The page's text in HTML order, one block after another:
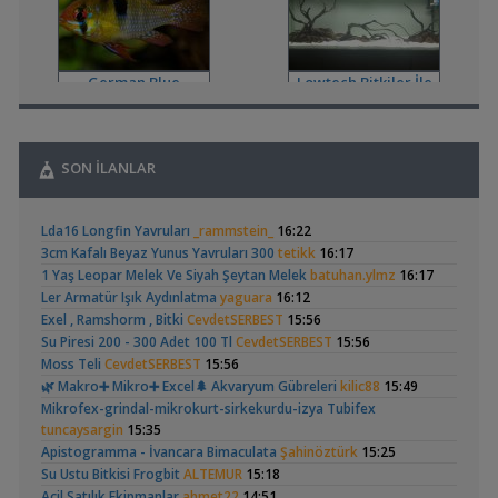
Akvaryum Tanıtımı
15 Litre Akvaryumu Karides Tankına Çevirme ve Tavsiyeler
Durustyilan,00:25
Sobo Aq 907 F Dış Filtre Pervane Ve MilOmerdrms,00:02
Filtreleme Seçenekleri
Akvaryum Tasarımımahirbs1,23:25
Co2 Dolum Yeri Duboisi_ ,20:59
Işık CO2 ve Ekipmanlar
Tür Önerisi Ahmet53 ,19:52
Akvaryum ve Tür Tavsiyesi
Lowtech Bitkiler İle Hobiye Dönüş aydin3437
Akvaryum Tanıtımı
Frontoza Cinsiyetakvaradam
Cinsiyet ve Tür Belirleme
Ciklet Balığı Boy Aldırma Ygghjh,17:00
Yeni Üye Forumu
Basit Melek Ve Cuce Vatoz Akvaryumu (200 Litre)saturday
14:01
German Blue
Ramirezi
Head Üreme Süreci
Vlog
Apistogramma
Hongsloi Çiftim Ve
Yavruları
(4)
Betta Antuta
Lowtech Bitkiler İle
Hobiye Dönüş
Vatoz Akvaryumu
(200 Litre)
30x20x20 Ramshorn
SON İLANLAR
Lda16 Longfin Yavruları _rammstein_ 16:22
3cm Kafalı Beyaz Yunus Yavruları 300 tetikk 16:17
1 Yaş Leopar Melek Ve Siyah Şeytan Melekbatuhan.ylmz 16:17
Ler Armatür Işık Aydınlatma yaguara 16:12
Exel , Ramshorm , Bitki CevdetSERBEST 15:56
Su Piresi 200 - 300 Adet 100 Tl CevdetSERBEST 15:56
Moss Teli CevdetSERBEST 15:56
🌿 Makro➕️ Mikro➕ Excel🌲 Akvaryum Gübreleri kilic88 15:49
Mikrofex-grindal-mikrokurt-sirkekurdu-izya Tubifex
tuncaysargin 15:35
Apistogramma - İvancara Bimaculata Şahinöztürk 15:25
Su Ustu Bitkisi Frogbit ALTEMUR 15:18